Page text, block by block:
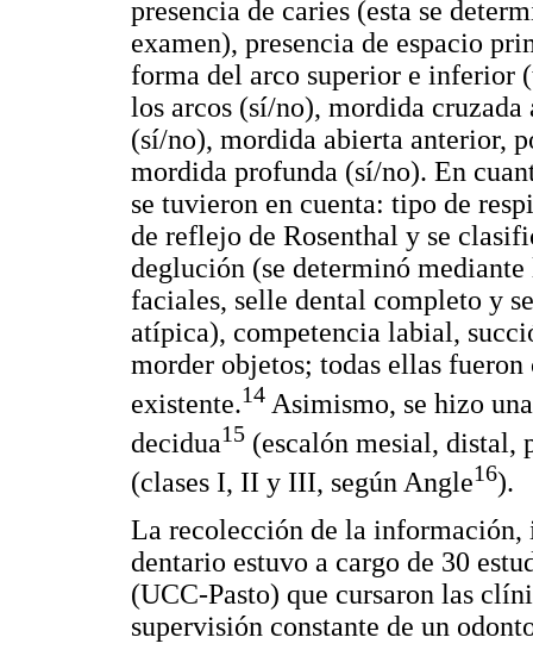
presencia de caries (esta se
examen), presencia de espacio
forma del arco superior e inferior
los arcos (sí/no), mordida
(sí/no), mordida abierta anterior,
mordida profunda (sí/no). En
se tuvieron en cuenta: tipo de
de reflejo de Rosenthal y se
deglución (se determinó
faciales, selle dental completo y
atípica), competencia labial,
morder objetos; todas ellas
existente.14 Asimismo, se hizo
decidua15 (escalón mesial, distal,
(clases I, II y III, según Angle16).
La recolección de la información,
dentario estuvo a cargo de 30
(UCC-Pasto) que cursaron las
supervisión constante de un